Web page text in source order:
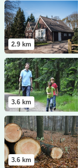
2.9 km
Lees meer Drankje in
3.6 km
Lees meer
3.6 km
Lees meer Châlet